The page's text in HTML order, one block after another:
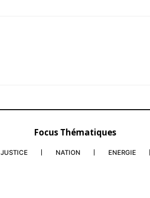
Focus Thématiques
JUSTICE NATION ENERGIE